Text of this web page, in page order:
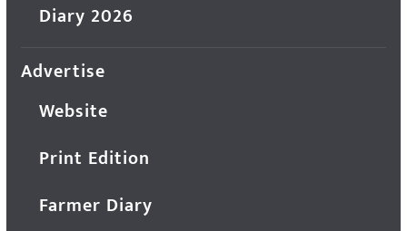
Diary 2026
Advertise
Website
Print Edition
Farmer Diary